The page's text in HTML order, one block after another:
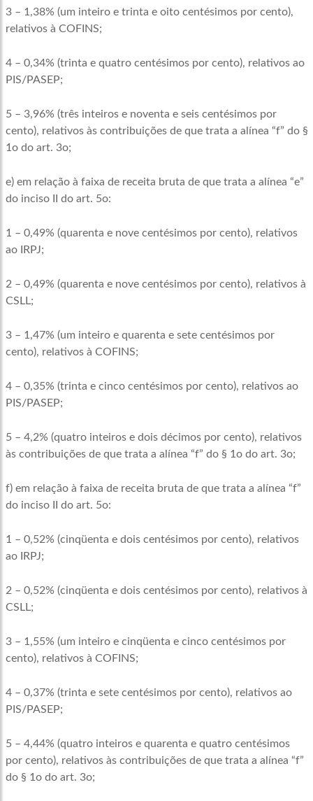
3 – 1,38% (um inteiro e trinta e oito centésimos por cento),
relativos à COFINS;
4 – 0,34% (trinta e quatro centésimos por cento), relativos ao
PIS/PASEP;
5 – 3,96% (três inteiros e noventa e seis centésimos por
cento), relativos às contribuições de que trata a alínea “f” do §
1o do art. 3o;
e) em relação à faixa de receita bruta de que trata a alínea “e”
do inciso II do art. 5o:
1 – 0,49% (quarenta e nove centésimos por cento), relativos
ao IRPJ;
2 – 0,49% (quarenta e nove centésimos por cento), relativos à
CSLL;
3 – 1,47% (um inteiro e quarenta e sete centésimos por
cento), relativos à COFINS;
4 – 0,35% (trinta e cinco centésimos por cento), relativos ao
PIS/PASEP;
5 – 4,2% (quatro inteiros e dois décimos por cento), relativos
às contribuições de que trata a alínea “f” do § 1o do art. 3o;
f) em relação à faixa de receita bruta de que trata a alínea “f”
do inciso II do art. 5o:
1 – 0,52% (cinqüenta e dois centésimos por cento), relativos
ao IRPJ;
2 – 0,52% (cinqüenta e dois centésimos por cento), relativos à
CSLL;
3 – 1,55% (um inteiro e cinqüenta e cinco centésimos por
cento), relativos à COFINS;
4 – 0,37% (trinta e sete centésimos por cento), relativos ao
PIS/PASEP;
5 – 4,44% (quatro inteiros e quarenta e quatro centésimos
por cento), relativos às contribuições de que trata a alínea “f”
do § 1o do art. 3o;